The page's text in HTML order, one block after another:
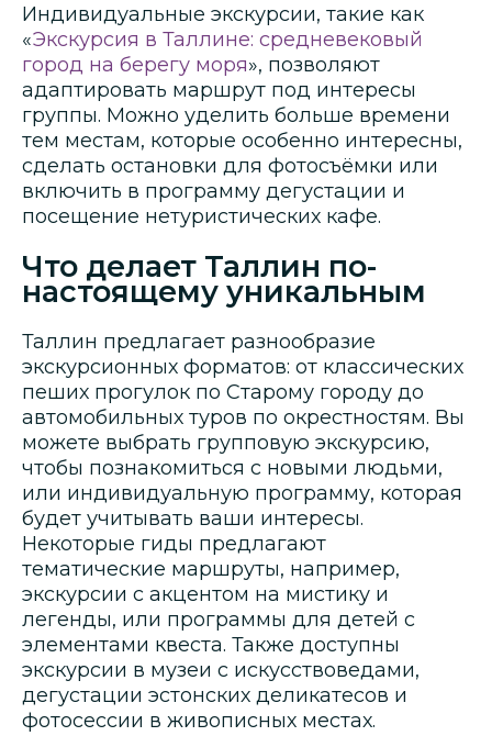
Индивидуальные экскурсии, такие как
«Экскурсия в Таллине: средневековый
город на берегу моря», позволяют
адаптировать маршрут под интересы
группы. Можно уделить больше времени
тем местам, которые особенно интересны,
сделать остановки для фотосъёмки или
включить в программу дегустации и
посещение нетуристических кафе.
Что делает Таллин по-
настоящему уникальным
Таллин предлагает разнообразие
экскурсионных форматов: от классических
пеших прогулок по Старому городу до
автомобильных туров по окрестностям. Вы
можете выбрать групповую экскурсию,
чтобы познакомиться с новыми людьми,
или индивидуальную программу, которая
будет учитывать ваши интересы.
Некоторые гиды предлагают
тематические маршруты, например,
экскурсии с акцентом на мистику и
легенды, или программы для детей с
элементами квеста. Также доступны
экскурсии в музеи с искусствоведами,
дегустации эстонских деликатесов и
фотосессии в живописных местах.